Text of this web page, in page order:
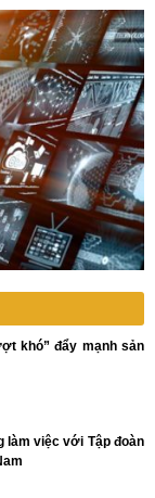
khó” đẩy mạnh sản
làm việc với Tập đoàn